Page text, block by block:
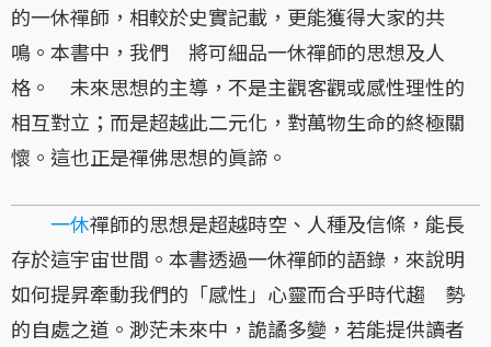
的一休禪師，相較於史實記載，更能獲得大家的共
鳴。本書中，我們 將可細品一休禪師的思想及人
格。 未來思想的主導，不是主觀客觀或感性理性的
相互對立；而是超越此二元化，對萬物生命的終極關
懷。這也正是禪佛思想的眞諦。
一休禪師的思想是超越時空、人種及信條，能長
存於這宇宙世間。本書透過一休禪師的語錄，來說明
如何提昇牽動我們的「感性」心靈而合乎時代趨 勢
的自處之道。渺茫未來中，詭譎多變，若能提供讀者